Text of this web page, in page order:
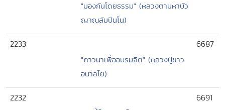
"มองกันโดยธรรม" (หลวงตามหาบัว
ญาณสัมปันโน)
2233
"ภาวนาเพื่ออบรมจิต" (หลวงปู่ขาว
อนาลโย)
6687
2232 6691